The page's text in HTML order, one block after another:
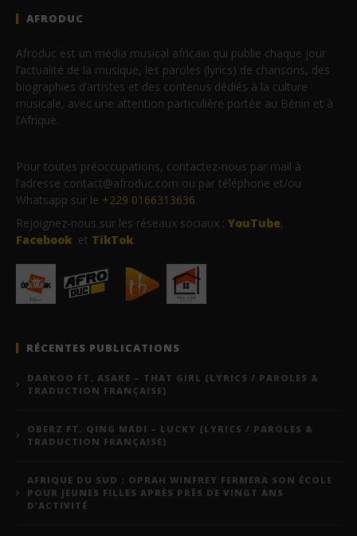
AFRODUC
Afroduc est un média musical africain qui publie chaque jour
l’actualité de la musique, les paroles (lyrics) de chansons, des
biographies d’artistes et des contenus dédiés à la culture
musicale, avec une attention particulière portée au Bénin et à
l’Afrique.
Pour toutes préoccupations, contactez-nous par mail à
l’adresse contact@afroduc.com ou par téléphone et/ou
Whatsapp sur le +229 0166313636.
Rejoignez-nous sur les réseaux sociaux : YouTube,
Facebook et TikTok.
RÉCENTES PUBLICATIONS
DARKOO FT. ASAKE – THAT GIRL (LYRICS / PAROLES &
TRADUCTION FRANÇAISE)
OBERZ FT. QING MADI – LUCKY (LYRICS / PAROLES &
TRADUCTION FRANÇAISE)
AFRIQUE DU SUD : OPRAH WINFREY FERMERA SON ÉCOLE
POUR JEUNES FILLES APRÈS PRÈS DE VINGT ANS
D’ACTIVITÉ